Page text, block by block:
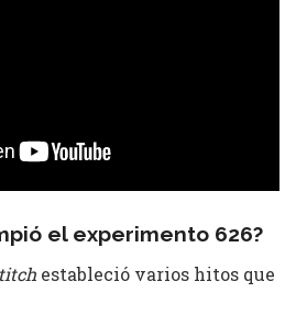
el experimento 626?
estableció varios hitos que